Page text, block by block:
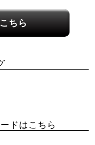
ちら
ドはこちら